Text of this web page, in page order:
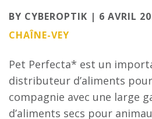
Categories
BY CYBEROPTIK | 6 AVRIL
CHAÎNE-VEY
Pet Perfecta* est un
distributeur d’aliments
compagnie avec une large
d’aliments secs pour